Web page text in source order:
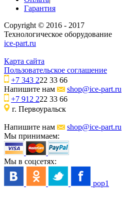
Гарантия
Copyright © 2016 - 2017
Технологическое оборудование
ice-part.ru
Карта сайта
Пользовательское соглашение
+7 343 222 33 66
Напишите нам
shop@ice-part.ru
+7 912 222 33 66
г. Первоуральск
Напишите нам
shop@ice-part.ru
Мы принимаем:
Мы в соцсетях:
pop1